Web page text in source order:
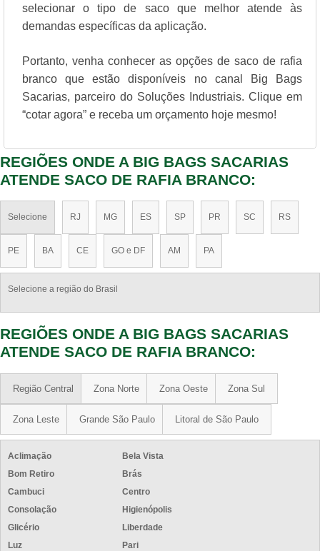
selecionar o tipo de saco que melhor atende às
demandas específicas da aplicação.
Portanto, venha conhecer as opções de saco de rafia
branco que estão disponíveis no canal Big Bags
Sacarias, parceiro do Soluções Industriais. Clique em
“cotar agora” e receba um orçamento hoje mesmo!
REGIÕES ONDE A BIG BAGS SACARIAS
ATENDE SACO DE RAFIA BRANCO:
Selecione RJ MG ES SP PR SC RS
PE BA CE GO e DF AM PA
Selecione a região do Brasil
REGIÕES ONDE A BIG BAGS SACARIAS
ATENDE SACO DE RAFIA BRANCO:
Região Central Zona Norte Zona Oeste Zona Sul
Zona Leste Grande São Paulo Litoral de São Paulo
Aclimação
Bela Vista
Bom Retiro
Brás
Cambuci
Centro
Consolação
Higienópolis
Glicério
Liberdade
Luz
Pari